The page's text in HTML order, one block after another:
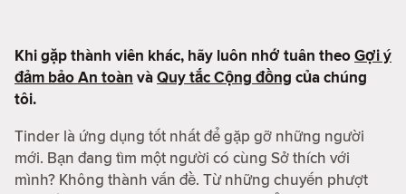
Khi gặp thành viên khác, hãy luôn nhớ tuân theoGợi ý
đảm bảo An toàn vàQuy tắc Cộng đồng của chúng
tôi.
Tinder là ứng dụng tốt nhất để gặp gỡ những người
mới. Bạn đang tìm một người có cùng Sở thích với
mình? Không thành vấn đề. Từ những chuyến phượt